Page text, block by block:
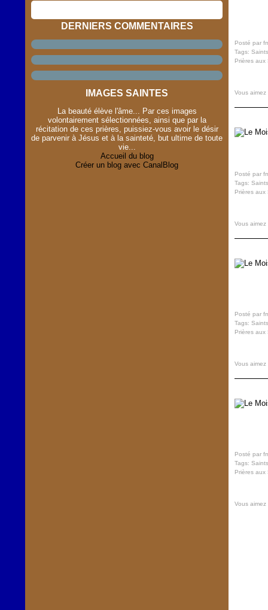
DERNIERS COMMENTAIRES
IMAGES SAINTES
La beauté élève l'âme... Par ces images
volontairement sélectionnées, ainsi que par la
récitation de ces prières, puissiez-vous avoir le désir
de parvenir à Jésus et à la sainteté, but ultime de toute
vie...
Accueil du blog
Créer un blog avec CanalBlog
Posté par
Tags: Saints
Prières aux
Vous aimez
Posté par
Tags: Saints
Prières aux
Vous aimez
Posté par
Tags: Saints
Prières aux
Vous aimez
Posté par
Tags: Saints
Prières aux
Vous aimez